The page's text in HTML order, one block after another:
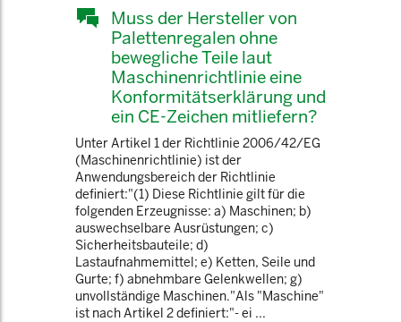
Muss der Hersteller von
Palettenregalen ohne
bewegliche Teile laut
Maschinenrichtlinie eine
Konformitätserklärung und
ein CE-Zeichen mitliefern?
Unter Artikel 1 der Richtlinie 2006/42/EG
(Maschinenrichtlinie) ist der
Anwendungsbereich der Richtlinie
definiert:"(1) Diese Richtlinie gilt für die
folgenden Erzeugnisse: a) Maschinen; b)
auswechselbare Ausrüstungen; c)
Sicherheitsbauteile; d)
Lastaufnahmemittel; e) Ketten, Seile und
Gurte; f) abnehmbare Gelenkwellen; g)
unvollständige Maschinen."Als "Maschine"
ist nach Artikel 2 definiert:"- ei ...